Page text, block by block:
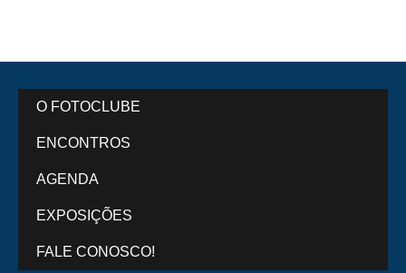
O FOTOCLUBE
ENCONTROS
AGENDA
EXPOSIÇÕES
FALE CONOSCO!